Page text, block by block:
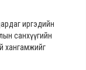
иргэдийн
санхүүгийн
хангамжийг